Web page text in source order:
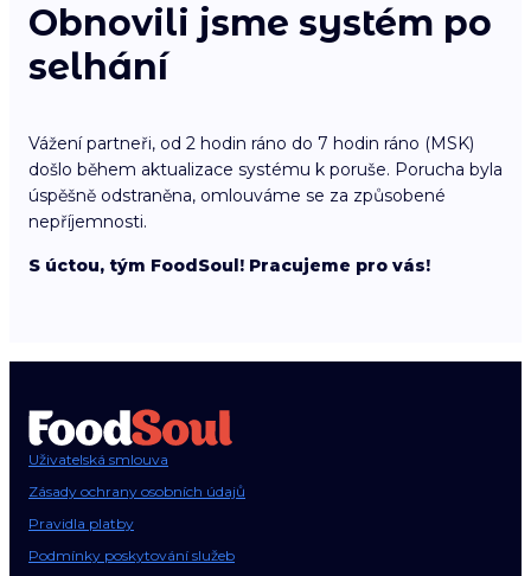
Obnovili jsme systém po
selhání
Vážení partneři, od 2 hodin ráno do 7 hodin ráno (MSK)
došlo během aktualizace systému k poruše. Porucha byla
úspěšně odstraněna, omlouváme se za způsobené
nepříjemnosti.
S úctou, tým FoodSoul! Pracujeme pro vás!
Uživatelská smlouva
Zásady ochrany osobních údajů
Pravidla platby
Podmínky poskytování služeb